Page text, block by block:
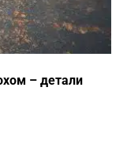
– детали